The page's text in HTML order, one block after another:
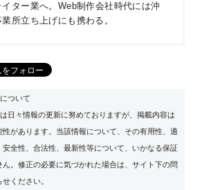
イター業へ。Web制作会社時代には沖
業所立ち上げにも携わる。
ついて
日々情報の更新に努めておりますが、掲載内容は
があります。当該情報について、その有用性、適
全性、合法性、最新性等について、いかなる保証
ん。修正の必要に気づかれた場合は、サイト下の問
ください。